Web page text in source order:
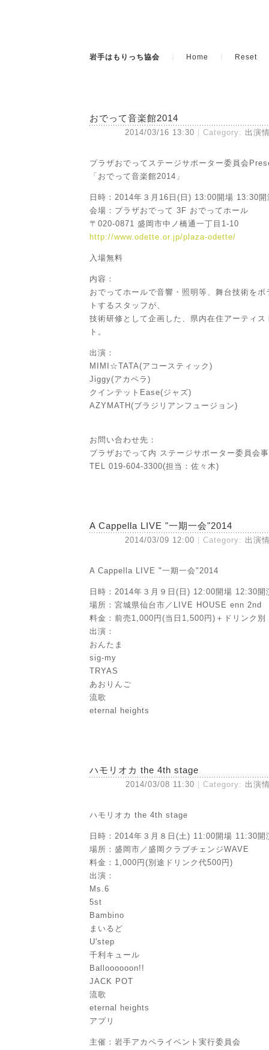
岩手はもりっち協会 Home Reset
おでって音楽館2014
2014/03/16 13:30 Category: 出演
プラザおでってステージサポーター委員会
「おでって音楽館2014」
日時：2014年３月16日(日) 13:00開場 13:30開
会場：プラザおでって 3F おでってホール
〒020-0871 盛岡市中ノ橋通一丁目1-10
http://www.odette.or.jp/plaza-odette/
入場無料
内容：
おでってホールで音響・照明等、舞台技術を
トするスタッフが、
技術研修として企画した、県内在住アーティス
ト。
出演：
MIMI☆TATA(アコースティック)
Jiggy(アカペラ)
クインテットEase(ジャズ)
AZYMATH(ブラジリアンフュージョン)
お問い合わせ先：
プラザおでって内 ステージサポーター委員会
TEL 019-604-3300(担当：佐々木)
A Cappella LIVE "一期一会"2014
2014/03/09 12:00 Category: 出演
A Cappella LIVE "一期一会"2014
日時：2014年３月９日(日) 12:00開場 12:30開
場所：宮城県仙台市／LIVE HOUSE enn 2nd
料金：前売1,000円(当日1,500円)＋ドリンク別
出演：
おんたま
sig-my
TRYAS
あおりんご
流歌
eternal heights
ハモリオカ the 4th stage
2014/03/08 11:30 Category: 出演
ハモリオカ the 4th stage
日時：2014年３月８日(土) 11:00開場 11:30開
場所：盛岡市／盛岡クラブチェンジWAVE
料金：1,000円(別途ドリンク代500円)
出演：
Ms.6
5st
Bambino
まいるど
U'step
千利キュール
Balloooooon!!
JACK POT
流歌
eternal heights
アプリ
主催：岩手アカペライベント実行委員会